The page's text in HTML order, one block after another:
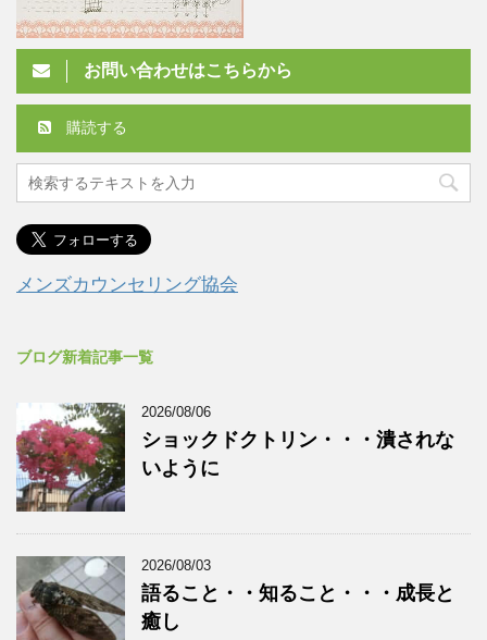
お問い合わせはこちらから
購読する
メンズカウンセリング協会
ブログ新着記事一覧
2026/08/06
ショックドクトリン・・・潰されな
いように
2026/08/03
語ること・・知ること・・・成長と
癒し